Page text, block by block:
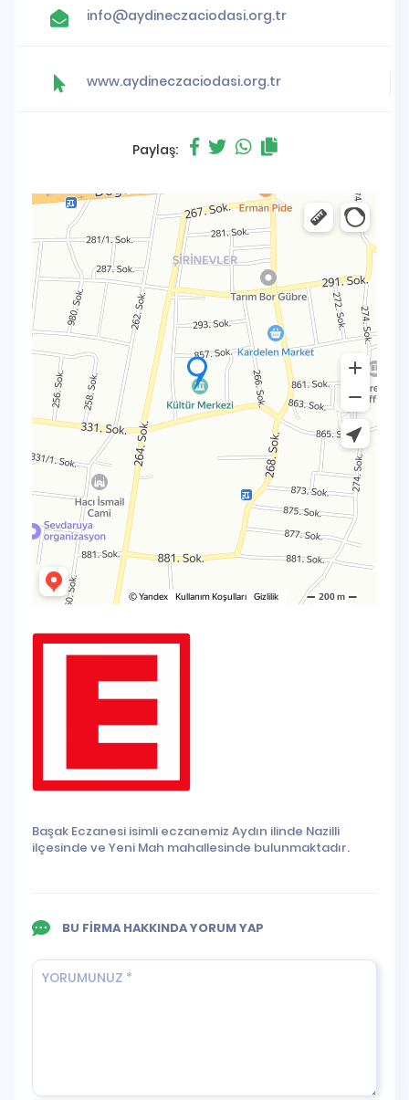
info@aydineczaciodasi.org.tr
www.aydineczaciodasi.org.tr
Paylaş:
Başak Eczanesi isimli eczanemiz Aydın ilinde Nazilli
ilçesinde ve Yeni Mah mahallesinde bulunmaktadır.
BU FİRMA HAKKINDA YORUM YAP